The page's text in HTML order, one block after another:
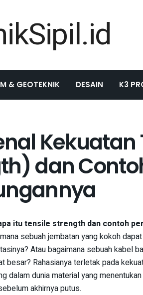
& GEOTEKNIK DESAIN K3
Kekuatan
dan
itu tensile strength dan contoh
sebuah jembatan yang kokoh
Atau bagaimana sebuah kabel
besar? Rahasianya terletak pada
dalam dunia material yang
akhirnya putus.